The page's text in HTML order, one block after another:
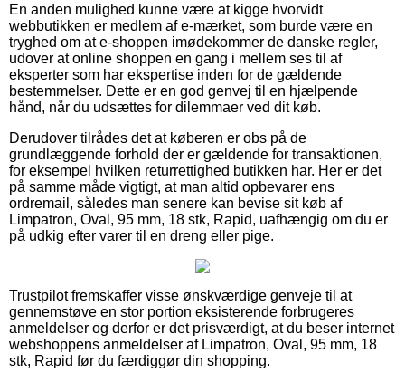
En anden mulighed kunne være at kigge hvorvidt
webbutikken er medlem af e-mærket, som burde være en
tryghed om at e-shoppen imødekommer de danske regler,
udover at online shoppen en gang i mellem ses til af
eksperter som har ekspertise inden for de gældende
bestemmelser. Dette er en god genvej til en hjælpende
hånd, når du udsættes for dilemmaer ved dit køb.
Derudover tilrådes det at køberen er obs på de
grundlæggende forhold der er gældende for transaktionen,
for eksempel hvilken returrettighed butikken har. Her er det
på samme måde vigtigt, at man altid opbevarer ens
ordremail, således man senere kan bevise sit køb af
Limpatron, Oval, 95 mm, 18 stk, Rapid, uafhængig om du er
på udkig efter varer til en dreng eller pige.
Trustpilot fremskaffer visse ønskværdige genveje til at
gennemstøve en stor portion eksisterende forbrugeres
anmeldelser og derfor er det prisværdigt, at du beser internet
webshoppens anmeldelser af Limpatron, Oval, 95 mm, 18
stk, Rapid før du færdiggør din shopping.